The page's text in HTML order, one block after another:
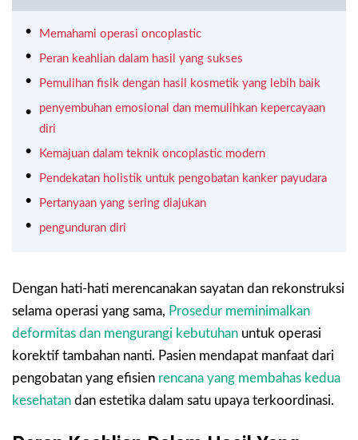
Memahami operasi oncoplastic
Peran keahlian dalam hasil yang sukses
Pemulihan fisik dengan hasil kosmetik yang lebih baik
penyembuhan emosional dan memulihkan kepercayaan
diri
Kemajuan dalam teknik oncoplastic modern
Pendekatan holistik untuk pengobatan kanker payudara
Pertanyaan yang sering diajukan
pengunduran diri
Dengan hati-hati merencanakan sayatan dan rekonstruksi
selama operasi yang sama, Prosedur meminimalkan
deformitas dan mengurangi kebutuhan untuk operasi
korektif tambahan nanti. Pasien mendapat manfaat dari
pengobatan yang efisien rencana yang membahas kedua
kesehatan dan estetika dalam satu upaya terkoordinasi.